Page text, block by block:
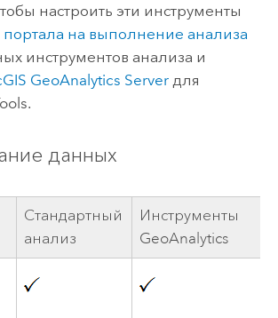
настроить эти инструменты
портала на выполнение анализа
инструментов анализа и
GeoAnalytics Serverдля
.
данных
Стандартный
анализ
Инструменты
GeoAnalytics